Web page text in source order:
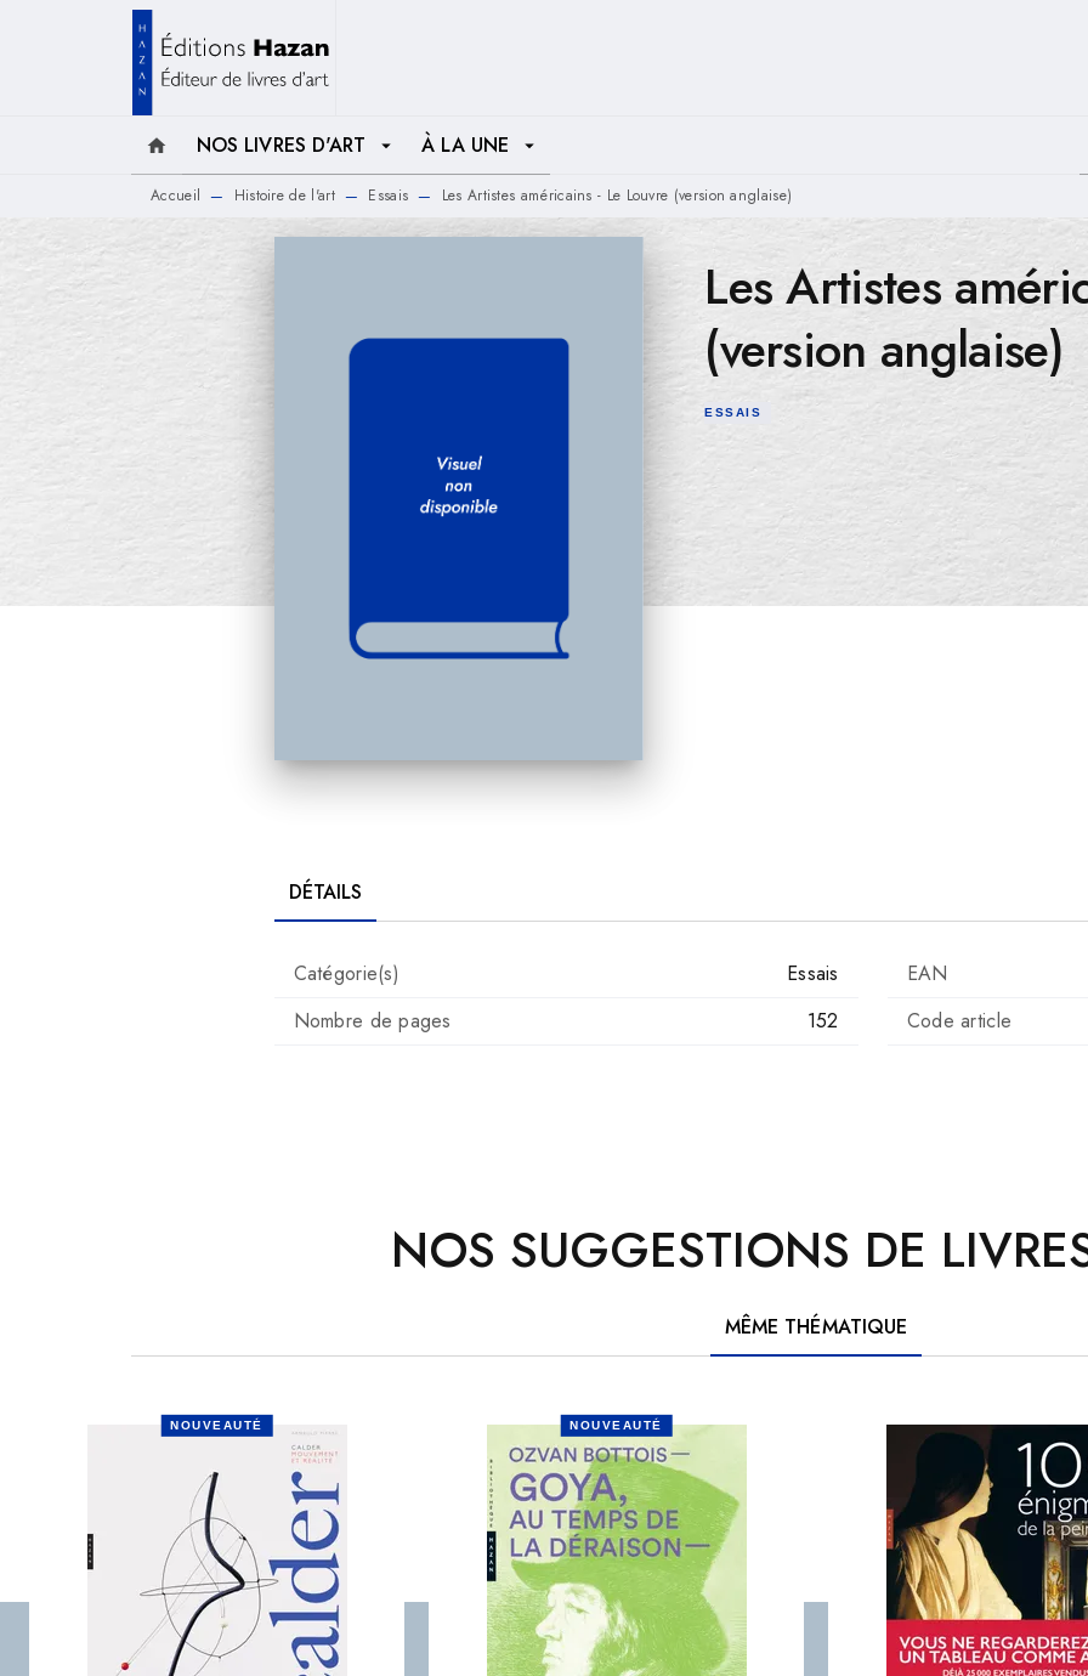
MENU RECHERCHE
home NOS LIVRES D'ART arrow_drop_down À LA UNE arrow_drop_down
Accueil — Histoire de l'art — Essais — Les Artistes américains - Le Louvre (version anglaise)
Les Artistes
(version anglaise)
ESSAIS
DÉTAILS
Catégorie(s)
Essais
Nombre de pages
152
EAN
Code article
NOS SUGGESTIONS DE
MÊME THÉMATIQUE
NOUVEAUTÉ NOUVEAUTÉ